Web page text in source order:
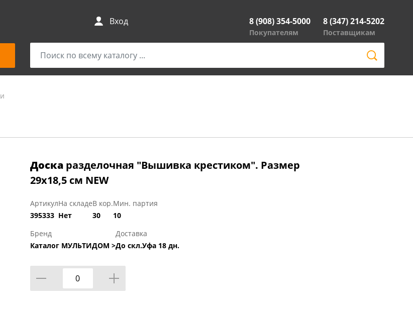
Вход 8 (908) 354-5000
Покупателям
8 (347) 214-5202
Поставщикам
Доска разделочная "Вышивка крестиком". Размер
29х18,5 см NEW
Артикул
395333
На складе
Нет
В кор.
30
Мин. партия
10
Бренд
Каталог МУЛЬТИДОМ >
Доставка
До скл.Уфа 18 дн.